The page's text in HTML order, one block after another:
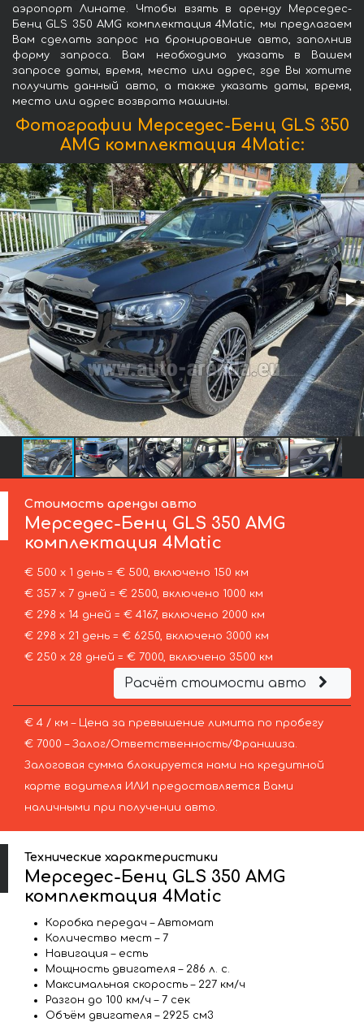
аэропорт Линате. Чтобы взять в аренду Мерседес-
Бенц GLS 350 AMG комплектация 4Matic, мы предлагаем
Вам сделать запрос на бронирование авто, заполнив
форму запроса. Вам необходимо указать в Вашем
запросе даты, время, место или адрес, где Вы хотите
получить данный авто, а также указать даты, время,
место или адрес возврата машины.
Фотографии Мерседес-Бенц GLS 350
AMG комплектация 4Matic:
Стоимость аренды авто
Мерседес-Бенц GLS 350 AMG
комплектация 4Matic
€ 500 х 1 день = € 500, включено 150 км
€ 357 х 7 дней = € 2500, включено 1000 км
€ 298 х 14 дней = € 4167, включено 2000 км
€ 298 х 21 день = € 6250, включено 3000 км
€ 250 х 28 дней = € 7000, включено 3500 км
Расчёт стоимости авто
€ 4 / км – Цена за превышение лимита по пробегу
€ 7000 – Залог/Ответственность/Франшиза.
Залоговая сумма блокируется нами на кредитной
карте водителя ИЛИ предоставляется Вами
наличными при получении авто.
Технические характеристики
Мерседес-Бенц GLS 350 AMG
комплектация 4Matic
Коробка передач – Автомат
Количество мест – 7
Навигация – есть
Мощность двигателя – 286 л. с.
Максимальная скорость – 227 км/ч
Разгон до 100 км/ч – 7 сек
Объём двигателя – 2925 см3